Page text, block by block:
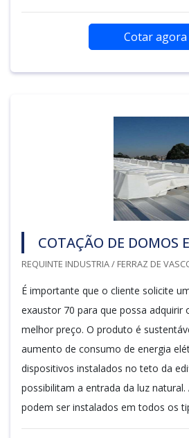
Cotar agora
COTAÇÃO DE DOMOS
REQUINTE INDUSTRIA / FERRAZ DE
É importante que o cliente solicite
exaustor 70 para que possa
melhor preço. O produto é
aumento de consumo de energia
dispositivos instalados no teto da
possibilitam a entrada da luz
podem ser instalados em todos os